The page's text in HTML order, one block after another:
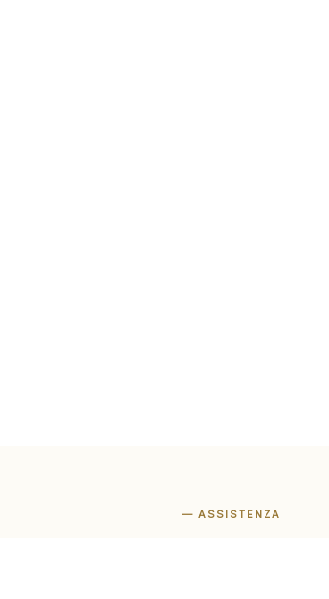
— ASSISTENZA